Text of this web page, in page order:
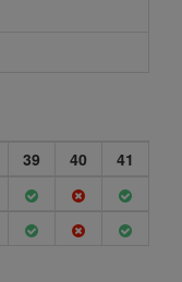
39 40
41